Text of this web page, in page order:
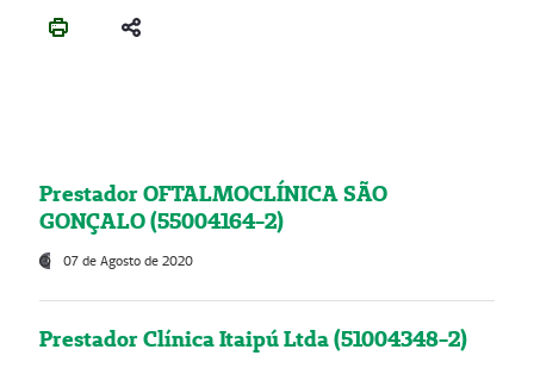
Prestador OFTALMOCLÍNICA SÃO
GONÇALO (55004164-2)
07 de Agosto de 2020
Prestador Clínica Itaipú Ltda (51004348-2)